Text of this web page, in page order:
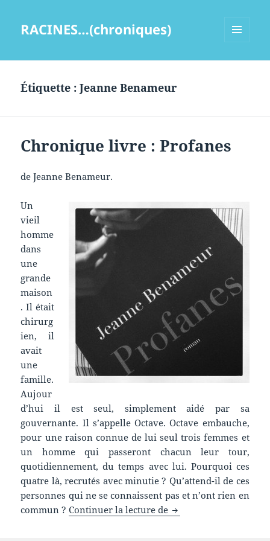
RACINES…(chroniques)
Étiquette :Jeanne Benameur
Chronique livre : Profanes
de Jeanne Benameur.
Un
vieil
homme
dans
une
grande
maison
. Il était
chirurg
ien, il
avait
une
famille.
Aujour
d’hui il est seul, simplement aidé par sa
gouvernante. Il s’appelle Octave. Octave embauche,
pour une raison connue de lui seul trois femmes et
un homme qui passeront chacun leur tour,
quotidiennement, du temps avec lui. Pourquoi ces
quatre là, recrutés avec minutie ? Qu’attend-il de ces
personnes qui ne se connaissent pas et n’ont rien en
commun ?Continuer la lecture de Chronique livre :